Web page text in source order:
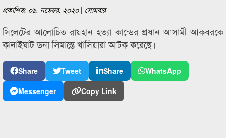
প্রকাশিত: ০৯. নভেম্বর. ২০২০ | সোমবার
সিলেটের আলোচিত রায়হান হত্যা কান্ডের প্রধান আসামী আকবরকে
কানাইঘাট ডনা সিমান্তে খাসিয়ারা আটক করেছে।
Share Tweet Share
WhatsApp
Messenger
Copy Link